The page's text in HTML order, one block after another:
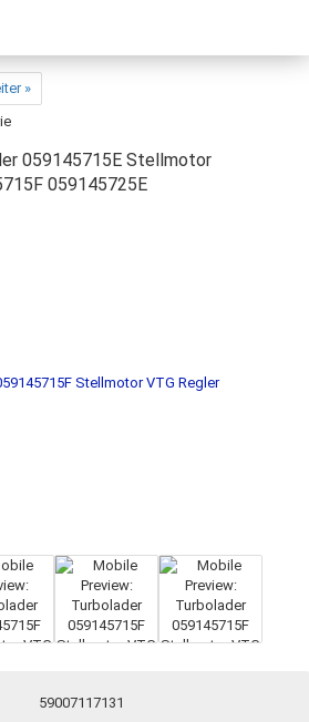
»
059145715E Stellmotor
059145725E
59007117131